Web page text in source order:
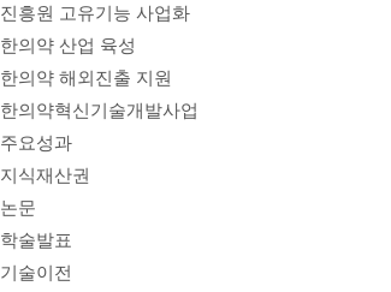
진흥원 고유기능 사업화
한의약 산업 육성
한의약 해외진출 지원
한의약혁신기술개발사업
주요성과
지식재산권
논문
학술발표
기술이전